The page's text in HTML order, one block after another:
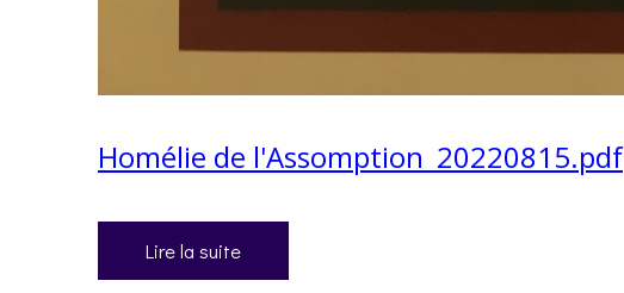
Homélie de l'Assomption_20220815.pdf
Lire la suite